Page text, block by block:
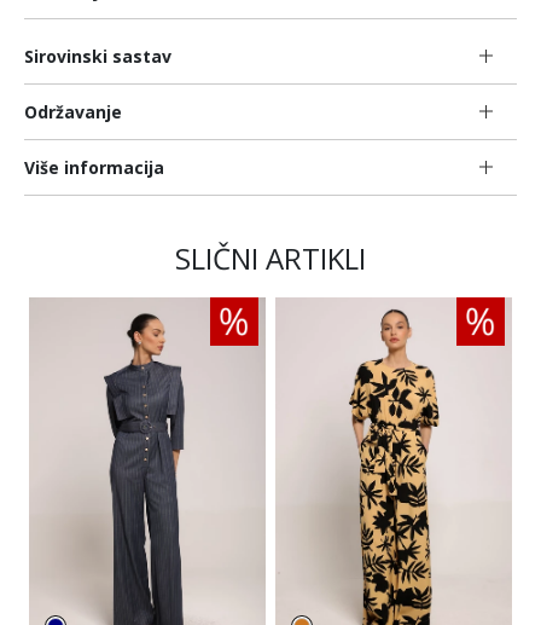
Sirovinski sastav
Održavanje
Više informacija
SLIČNI ARTIKLI